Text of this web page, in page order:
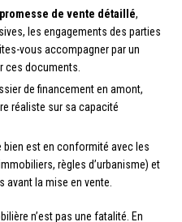
de vente détaillé,
les engagements des parties
vous accompagner par un
ces documents.
de financement en amont,
réaliste sur sa capacité
bien est en conformité avec les
règles d’urbanisme) et
la mise en vente.
n’est pas une fatalité. En